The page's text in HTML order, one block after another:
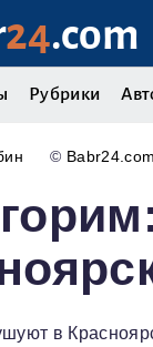
24.com
Рубрики
© Babr24.com
в